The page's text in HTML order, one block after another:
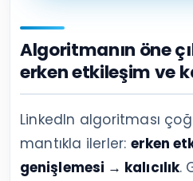
Algoritmanın öne
erken etkileşim ve
LinkedIn algoritması
mantıkla ilerler: erken
genişlemesi → kalıcılık.